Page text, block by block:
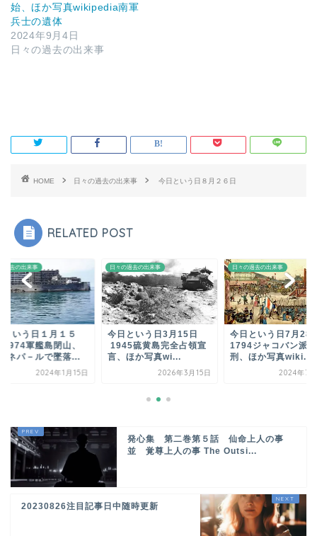
始、ほか写真wikipedia南軍
兵士の遺体
2024年9月4日
日々の過去の出来事
HOME 日々の過去の出来事 今日という日８月２６日
RELATED POST
過去の出来事
という日１月１５
軍艦島閉山、
ネパ－ルで墜落...
2024年1月15日
日々の過去の出来事
今日という日3月15日
1945硫黄島完全占領宣
言、ほか写真wi...
2026年3月15日
日々の過去の出来事
今日という日7月
1794ジャコバン派処
刑、ほか写真wiki...
2024年7
発心集 第二巻第５話 仙命上人の事
並 覚尊上人の事 The Outsi...
20230826注目記事日中随時更新